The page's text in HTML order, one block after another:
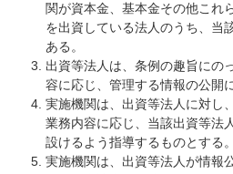
関が資本金、基本金その他これ
を出資している法人のうち、当
ある。
出資等法人は、条例の趣旨にの
容に応じ、管理する情報の公開
実施機関は、出資等法人に対し
業務内容に応じ、当該出資等法
設けるよう指導するものとする。
実施機関は、出資等法人が情報